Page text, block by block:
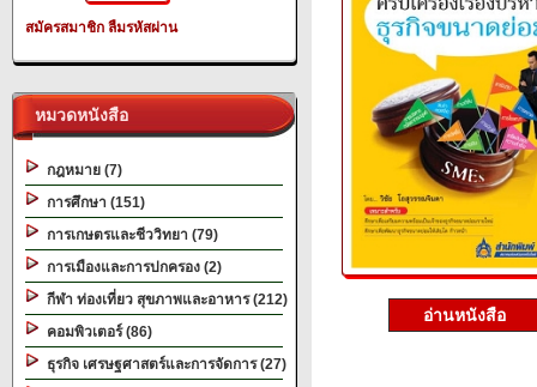
สมัครสมาชิก ลืมรหัสผ่าน
หมวดหนังสือ
กฎหมาย (7)
การศึกษา (151)
การเกษตรและชีววิทยา (79)
การเมืองและการปกครอง (2)
กีฬา ท่องเที่ยว สุขภาพและอาหาร (212)
คอมพิวเตอร์ (86)
ธุรกิจ เศรษฐศาสตร์และการจัดการ (27)
อ่านหนังสือ